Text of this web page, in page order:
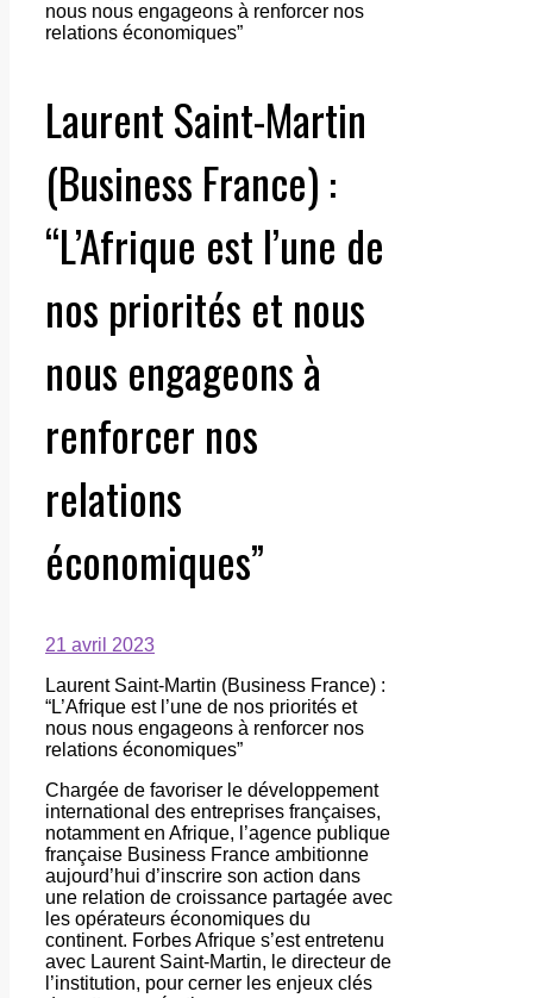
Laurent Saint-Martin
(Business France) :
“L’Afrique est l’une de
nos priorités et nous
nous engageons à
renforcer nos
relations
économiques”
21 avril 2023
Laurent Saint-Martin (Business France) :
“L’Afrique est l’une de nos priorités et
nous nous engageons à renforcer nos
relations économiques”
Chargée de favoriser le développement
international des entreprises françaises,
notamment en Afrique, l’agence publique
française Business France ambitionne
aujourd’hui d’inscrire son action dans
une relation de croissance partagée avec
les opérateurs économiques du
continent. Forbes Afrique s’est entretenu
avec Laurent Saint-Martin, le directeur de
l’institution, pour cerner les enjeux clés